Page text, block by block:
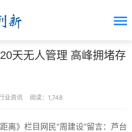
天无人管理 高峰拥堵存
业资讯 阅读：1,748
离》栏目网民“周建设”留言：芦台